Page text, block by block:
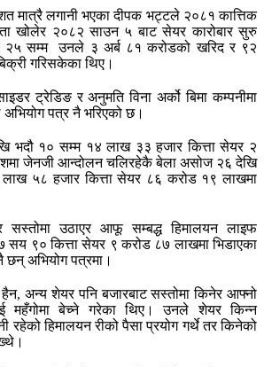
मात्रै लगानी भएका दीपक भट्टले २०८१ कात्तिक
खोलेर २०८२ साउन ५ बाट सेयर कारोबार सुरु
२५ सम्म उनले ३ अर्ब ८१ करोडको खरिद र ९२
गरिसकेका थिए।
ट्रेडिङ र अनुमति विना अर्को बिमा कम्पनीमा
पत्र नै भरिएको छ।
भदौ १० सम्म १४ लाख ३३ हजार कित्ता सेयर २
जेनजी आन्दोलन चलिरहेकै बेला असोज २६ देखि
५८ हजार कित्ता सेयर ८६ करोड १९ लाखमा
उठाएर आफू सम्बद्ध हिमालयन लाइफ
सय ९० कित्ता सेयर ९ करोड ८७ लाखमा भिडाएका
छन् अभियोग पत्रमा।
अन्य शेयर पनि बजारबाट सस्तोमा किनेर आफ्नो
महँगोमा बेच्ने गरेका थिए। उनले शेयर किन्न
रहेको हिमालयन रीको पैसा प्रयोग गर्थे तर किनेको